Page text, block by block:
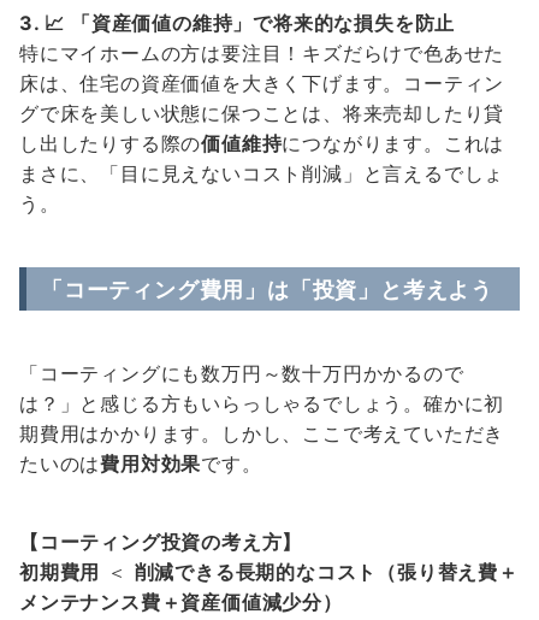
3. 📈 「資産価値の維持」で将来的な損失を防止
特にマイホームの方は要注目！キズだらけで色あせた
床は、住宅の資産価値を大きく下げます。コーティン
グで床を美しい状態に保つことは、将来売却したり貸
し出したりする際の価値維持につながります。これは
まさに、「目に見えないコスト削減」と言えるでしょ
う。
「コーティング費用」は「投資」と考えよう
「コーティングにも数万円～数十万円かかるので
は？」と感じる方もいらっしゃるでしょう。確かに初
期費用はかかります。しかし、ここで考えていただき
たいのは費用対効果です。
【コーティング投資の考え方】
初期費用
＜ 削減できる長期的なコスト（張り替え費＋
メンテナンス費＋資産価値減少分）